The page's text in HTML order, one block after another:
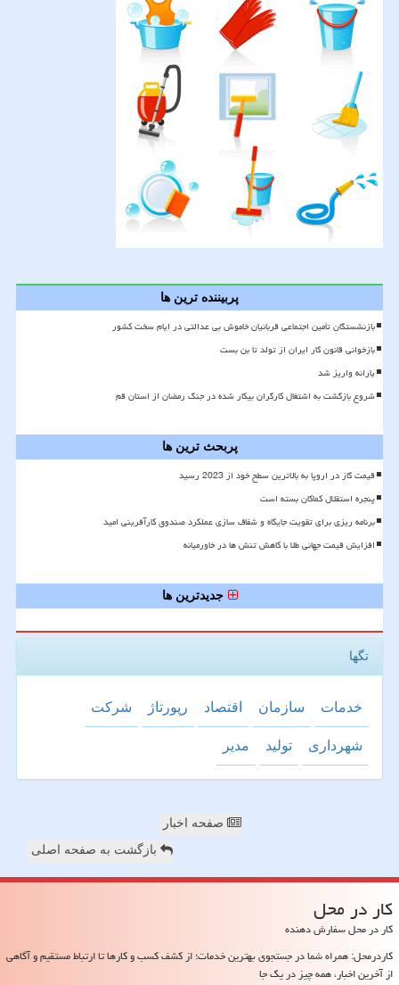
پربیننده ترین ها
بازنشستگان تأمین اجتماعی قربانیان خاموش بی عدالتی در ایام سخت کشور
بازخوانی قانون کار ایران از تولد تا بن بست
یارانه واریز شد
شروع بازگشت به اشتغال کارگران بیکار شده در جنگ رمضان از استان قم
پربحث ترین ها
قیمت گاز در اروپا به بالاترین سطح خود از 2023 رسید
پنجره استقلال کماکان بسته است
برنامه ریزی برای تقویت جایگاه و شفاف سازی عملکرد صندوق کارآفرینی امید
افزایش قیمت جهانی طلا با کاهش تنش ها در خاورمیانه
جدیدترین ها
تگها
خدمات سازمان اقتصاد رپورتاژ شركت
شهرداری تولید مدیر
صفحه اخبار
بازگشت به صفحه اصلی
كار در محل
کار در محل سفارش دهنده
کاردرمحل: همراه شما در جستجوی بهترین خدمات؛ از کشف کسب و کارها تا ارتباط مستقیم و آگاهی
از آخرین اخبار، همه چیز در یک جا